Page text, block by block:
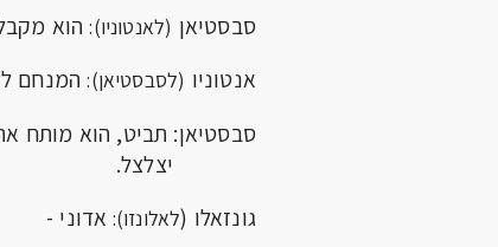
סבסטיאן (לאנטוניו):הוא
אנטוניו (לסבסטיאן):המנחם
סבסטיאן: תביט, הוא מותח
יצלצל.
גונזאלו (לאלונזו): אדוני -